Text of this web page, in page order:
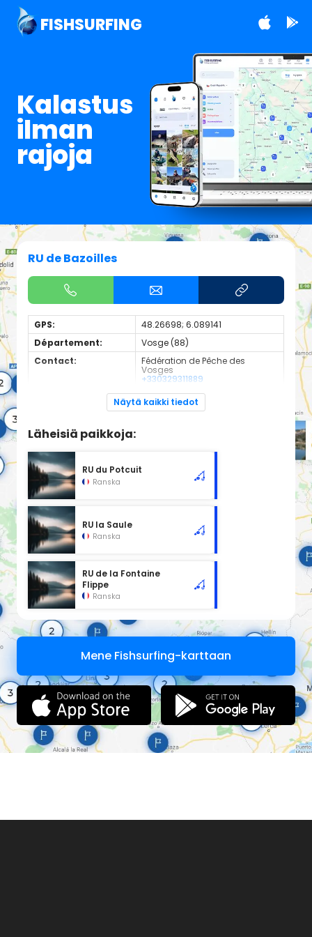
FISHSURFING
Kalastus
ilman
rajoja
RU de Bazoilles
GPS:
48.26698; 6.089141
Département:
Vosge (88)
Contact:
Fédération de Pêche des
Vosges
+330329311889
Carnassier, carpe, poisson
blanc
Näytä kaikki tiedot
Läheisiä paikkoja:
RU du Potcuit
Ranska
RU la Saule
Ranska
RU de la Fontaine
Flippe
Ranska
Mene Fishsurfing-karttaan